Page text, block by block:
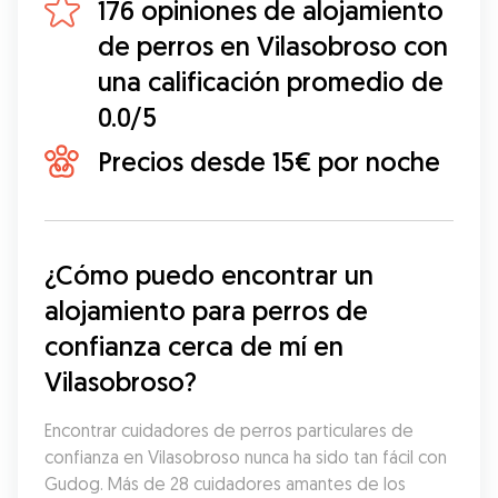
176 opiniones de alojamiento
de perros en Vilasobroso con
una calificación promedio de
0.0/5
Precios desde 15€ por noche
¿Cómo puedo encontrar un
alojamiento para perros de
confianza cerca de mí en
Vilasobroso?
Encontrar cuidadores de perros particulares de
confianza en Vilasobroso nunca ha sido tan fácil con
Gudog. Más de 28 cuidadores amantes de los